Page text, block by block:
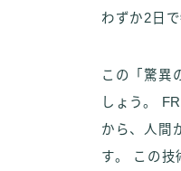
わずか2日
この「驚異
しょう。
から、人間
す。 この技